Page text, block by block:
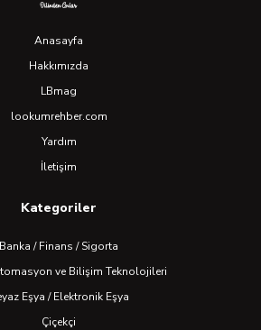
Anasayfa
Hakkımızda
LBmag
lookumrehber.com
Yardım
İletişim
Kategoriler
Banka / Finans / Sigorta
ve Bilişim Teknolojileri
Eşya / Elektronik Eşya
Çiçekçi